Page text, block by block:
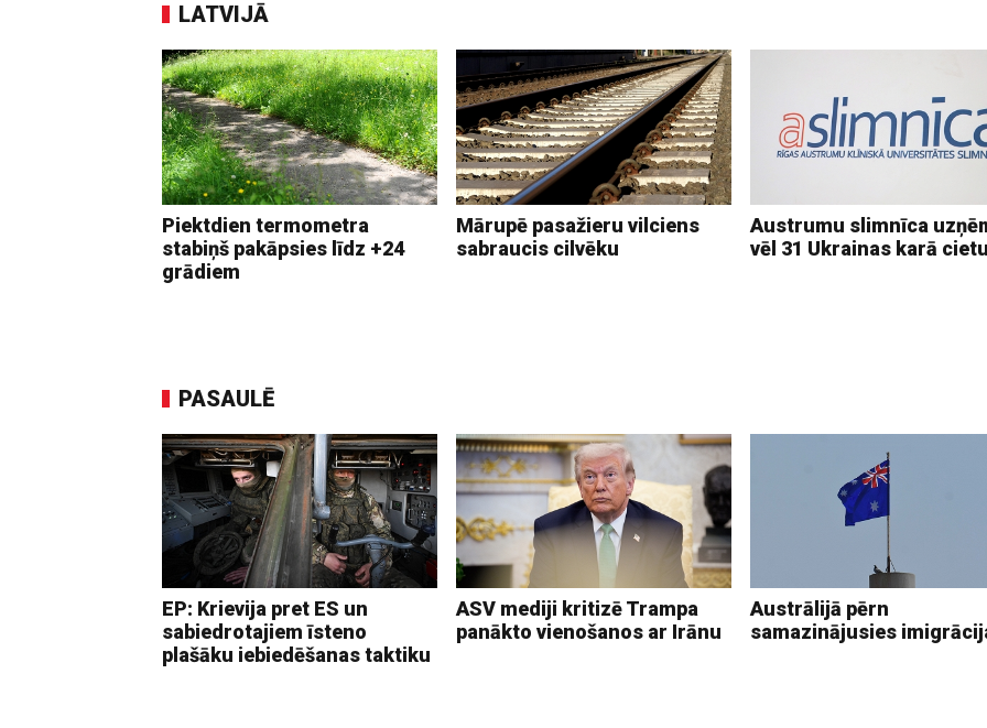
LATVIJĀ
Piektdien termometra
stabiņš pakāpsies līdz +24
grādiem
Mārupē pasažieru vilciens
sabraucis cilvēku
Austrumu slimnīca
vēl 31 Ukrainas karā
PASAULĒ
EP: Krievija pret ES un
sabiedrotajiem īsteno
plašāku iebiedēšanas taktiku
ASV mediji kritizē Trampa
panākto vienošanos ar Irānu
Austrālijā pērn
samazinājusies